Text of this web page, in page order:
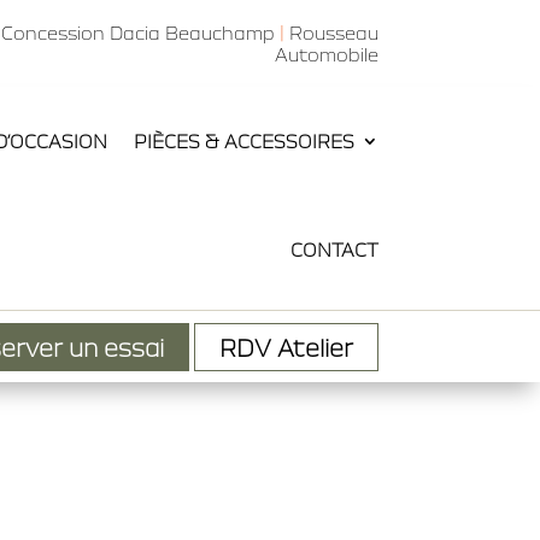
Concession Dacia Beauchamp | Rousseau
Automobile
PIÈCES & ACCESSOIRES
CONTACT
un essai RDV Atelier